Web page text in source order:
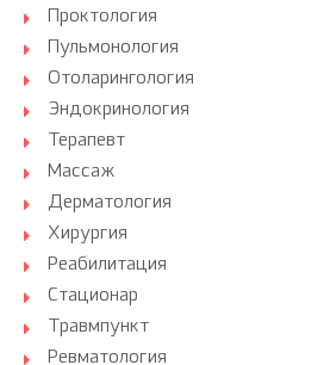
Проктология
Пульмонология
Отоларингология
Эндокринология
Терапевт
Массаж
Дерматология
Хирургия
Реабилитация
Стационар
Травмпункт
Ревматология